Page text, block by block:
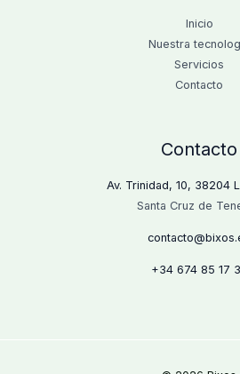
Inicio
Nuestra
Servicios
Contacto
Contacto
Av. Trinidad, 10, 38204
Santa Cruz de
+34 674 85 17